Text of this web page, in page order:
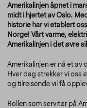
Amerikalinjen åpnet i
midt i hjertet av Oslo.
historie har vi etablert
Norge! Vårt varme,
Amerikalinjen i det øvre
Amerikalinjen er nå et av
Hver dag strekker vi oss
og tilreisende vil få
Rollen som servitør på